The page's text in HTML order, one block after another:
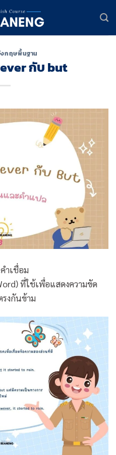
งกฤษพื้นฐาน
กับ but
ำเชื่อม
ที่ใช้เพื่อแสดงความขัด
รงกันข้าม